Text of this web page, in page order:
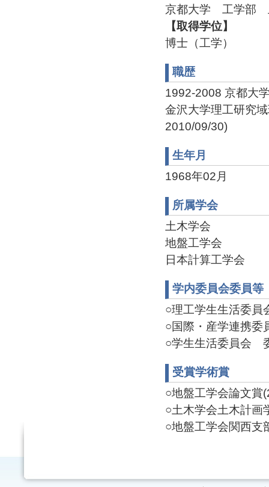
京都大学 工学部
【取得学位】
博士（工学）
職歴
1992-2008 京都大
金沢大学理工研究
2010/09/30)
生年月
1968年02月
所属学会
土木学会
地盤工学会
日本計算工学会
学内委員会委員等
○理工学生生活委
○国際・産学連携
○学生生活委員会
受賞学術賞
○地盤工学会論文賞
○土木学会土木計画
○地盤工学会関西支